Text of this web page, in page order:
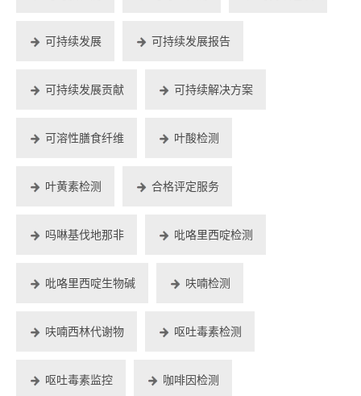
可持续发展 可持续发展报告
可持续发展贡献 可持续解决方案
可溶性膳食纤维 叶酸检测
叶黄素检测 合格评定服务
吗啉基伐地那非 吡咯里西啶检测
吡咯里西啶生物碱 呋喃检测
呋喃西林代谢物 呕吐毒素检测
呕吐毒素监控 咖啡因检测